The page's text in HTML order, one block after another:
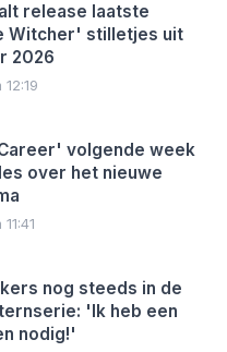
release laatste
Witcher' stilletjes uit
2026
volgende week
over het nieuwe
nog steeds in de
'Ik heb een
nodig!'